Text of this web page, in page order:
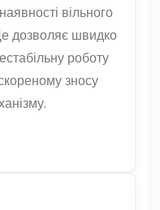
вільного
дозволяє швидко
роботу
зносу